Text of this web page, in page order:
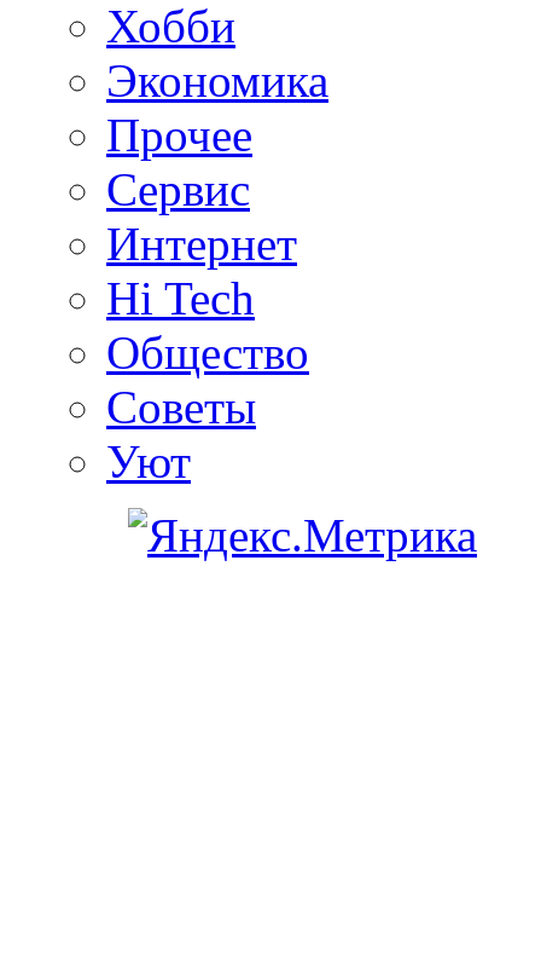
Хобби
Экономика
Прочее
Сервис
Интернет
Hi Tech
Общество
Советы
Уют